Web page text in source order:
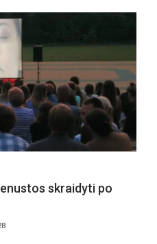
skraidyti po